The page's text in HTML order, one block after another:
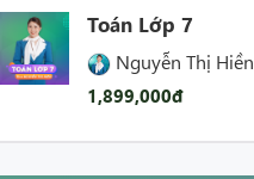
Toán Lớp 7
Nguyễn Thị Hiền
1,899,000đ